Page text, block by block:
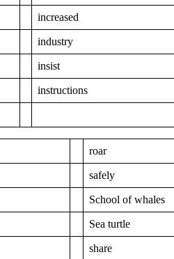
increased
industry
insist
instructions
roar
safely
School of whales
Sea turtle
share